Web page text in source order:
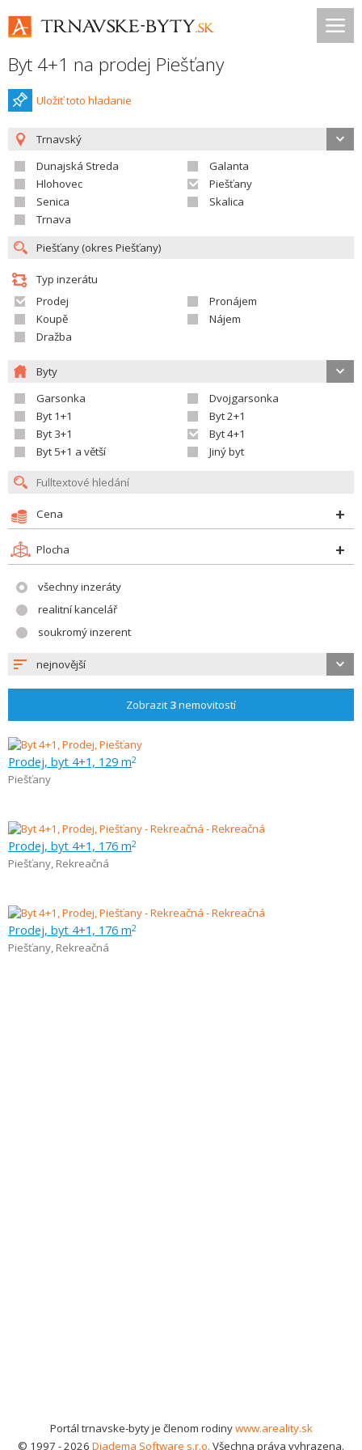
Byt 4+1 na prodej Piešťany
Uložiť toto hladanie
Trnavský
Dunajská Streda
Galanta
Hlohovec
Piešťany
Senica
Skalica
Trnava
Typ inzerátu
Prodej
Pronájem
Koupě
Nájem
Dražba
Byty
Garsonka
Dvojgarsonka
Byt 1+1
Byt 2+1
Byt 3+1
Byt 4+1
Byt 5+1 a větší
Jiný byt
Cena
Plocha
všechny inzeráty
realitní kancelář
soukromý inzerent
nejnovější
Zobrazit 3nemovitostí
Prodej, byt 4+1, 129 m2
Piešťany
Prodej, byt 4+1, 176 m2
Piešťany, Rekreačná
Prodej, byt 4+1, 176 m2
Piešťany, Rekreačná
Portál trnavske-byty je členom rodinywww.areality.sk
© 1997 - 2026 Diadema Software s.r.o. Všechna práva vyhrazena.